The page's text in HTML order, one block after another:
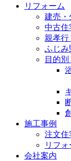
リフォーム
建売・
中古住
親孝行
ふじみ
目的
施工事例
注文住
リフォ
会社案内